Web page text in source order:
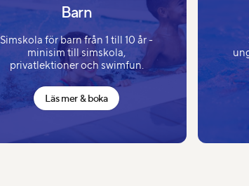
Barn
Simskola för barn från 1 till 10 år -
minisim till simskola,
privatlektioner och swimfun.
Läs mer & boka